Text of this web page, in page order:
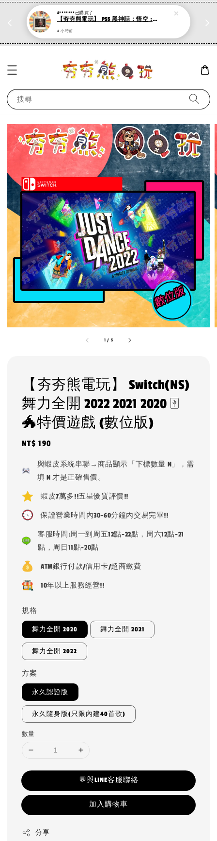
PS系列遊戲 滿500折50，加購第二件再打95折
搜尋
1 / 5
【夯夯熊電玩】 Switch(NS)
舞力全開 2022 2021 2020 🀄
🐲特價遊戲 (數位版)
Regular
NT$ 190
與蝦皮系統串聯→商品顯示「下標數量 N」，需
填 N 才是正確售價。
蝦皮7萬多!!五星優質評價!!
保證營業時間內30-60分鐘內交易完畢!!
客服時間:周一到周五12點-22點，周六12點-21
點，周日11點-20點
ATM銀行付款/信用卡/超商繳費
10年以上服務經營!!
規格
舞力全開 2020 舞力全開 2021
舞力全開 2022
方案
永久認證版
永久隨身版(只限內建40首歌)
數量
💬與LINE客服聯絡
加入購物車
分享